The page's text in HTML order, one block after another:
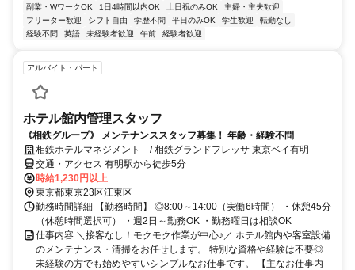
副業・WワークOK
1日4時間以内OK 土日祝のみOK
主婦・主夫歓迎
フリーター歓迎
シフト自由 学歴不問 平日のみOK 学生歓迎
転勤なし
経験不問
英語 未経験者歓迎 午前 経験者歓迎
アルバイト・パート
ホテル館内管理スタッフ
《相鉄グループ》 メンテナンススタッフ募集！ 年齢・経験不問
相鉄ホテルマネジメント / 相鉄グランドフレッサ 東京ベイ有明
交通・アクセス 有明駅から徒歩5分
時給1,230円以上
東京都東京23区江東区
勤務時間詳細 【勤務時間】 ◎8:00～14:00（実働6時間） ・休憩45分
（休憩時間選択可） ・週2日～勤務OK ・勤務曜日は相談OK
仕事内容 ＼接客なし！モクモク作業が中心♪／ ホテル館内や客室設備
のメンテナンス・清掃をお任せします。 特別な資格や経験は不要◎
未経験の方でも始めやすいシンプルなお仕事です。 【主なお仕事内